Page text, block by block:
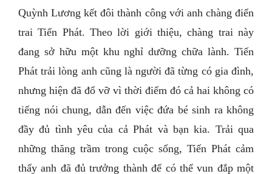
Quỳnh Lương kết đôi thành công với anh chàng điển
trai Tiến Phát. Theo lời giới thiệu, chàng trai này
đang sở hữu một khu nghỉ dưỡng chữa lành. Tiến
Phát trải lòng anh cũng là người đã từng có gia đình,
nhưng hiện đã đổ vỡ vì thời điểm đó cả hai không có
tiếng nói chung, dẫn đến việc đứa bé sinh ra không
đầy đủ tình yêu của cả Phát và bạn kia. Trải qua
những thăng trầm trong cuộc sống, Tiến Phát cảm
thấy anh đã đủ trưởng thành để có thể vun đắp một